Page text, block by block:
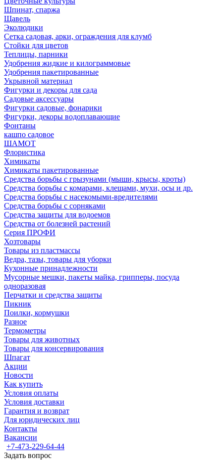
Шпинат, спаржа
Щавель
Эколюдики
Сетка садовая, арки, ограждения для клумб
Стойки для цветов
Теплицы, парники
Удобрения жидкие и килограммовые
Удобрения пакетированные
Укрывной материал
Фигурки и декоры для сада
Садовые аксессуары
Фигурки садовые, фонарики
Фигурки, декоры водоплавающие
Фонтаны
кашпо садовое
ШАМОТ
Флористика
Химикаты
Химикаты пакетированные
Средства борьбы с грызунами (мыши, крысы, кроты)
Средства борьбы с комарами, клещами, мухи, осы и др.
Средства борьбы с насекомыми-вредителями
Средства борьбы с сорняками
Средства защиты для водоемов
Средства от болезней растений
Серия ПРОФИ
Хозтовары
Товары из пластмассы
Ведра, тазы, товары для уборки
Кухонные принадлежности
Мусорные мешки, пакеты майка, грипперы, посуда
одноразовая
Перчатки и средства защиты
Пикник
Поилки, кормушки
Разное
Термометры
Товары для животных
Товары для консервирования
Шпагат
Акции
Новости
Как купить
Условия оплаты
Условия доставки
Гарантия и возврат
Для юридических лиц
Контакты
Вакансии
+7-473-229-64-44
Задать вопрос